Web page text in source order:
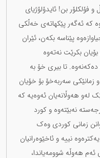
فۆلکلۆر بن! ئایدۆلۆژیای
کە ئەگەر پێکهاتەی خەڵکی
پێناسە بکەن، ئێران
بکرێت نەتەوە
تا بیری خۆ بە
زمانێکی سەربەخۆ بۆ خۆیان
لەو هەوڵانەیان ئەوەیە کە
نەبێتەوە و کورد
زمانی کوردی وەک
نییە و ئاخێوەرانیان
هەوڵە شوومەیاندا،